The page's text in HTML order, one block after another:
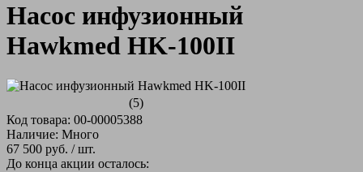
Насос инфузионный
Hawkmed HK-100II
(5)
Код товара: 00-00005388
Наличие: Много
67 500 руб. / шт.
До конца акции осталось: